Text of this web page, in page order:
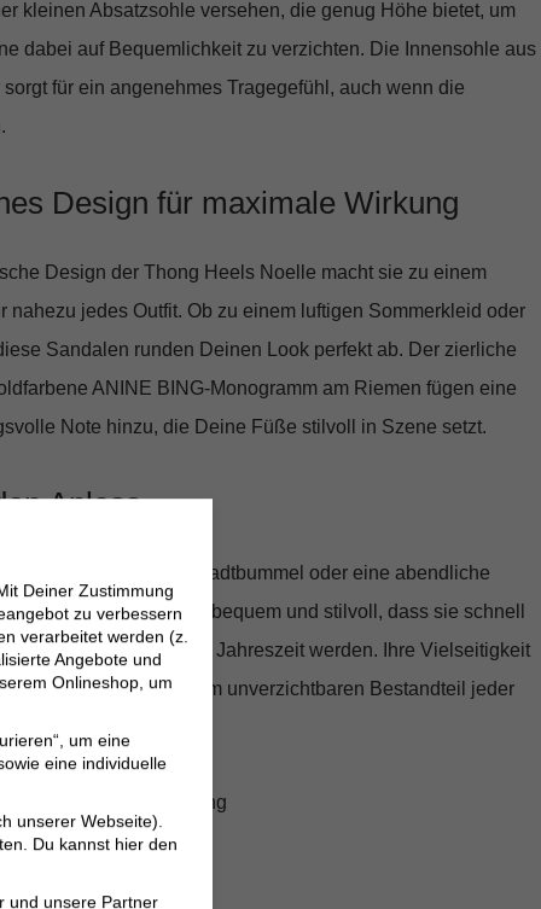
kleinen Absatzsohle versehen, die genug Höhe bietet, um
dabei auf Bequemlichkeit zu verzichten. Die Innensohle aus
für ein angenehmes Tragegefühl, auch wenn die
Design für maximale Wirkung
Design der Thong Heels Noelle macht sie zu einem
nahezu jedes Outfit. Ob zu einem luftigen Sommerkleid oder
Sandalen runden Deinen Look perfekt ab. Der zierliche
ANINE BING-Monogramm am Riemen fügen eine
Note hinzu, die Deine Füße stilvoll in Szene setzt.
Anlass
am Strand, einen Stadtbummel oder eine abendliche
Heels Noelle sind so bequem und stilvoll, dass sie schnell
in der warmen Jahreszeit werden. Ihre Vielseitigkeit
machen sie zu einem unverzichtbaren Bestandteil jeder
mit Krokodilprägung
aus Schafsleder
Deiner Zustimmung
zu verbessern
verarbeitet werden (z.
Angebote und
Onlineshop, um
um eine
eine individuelle
unserer Webseite).
Du kannst hier den
und unsere Partner